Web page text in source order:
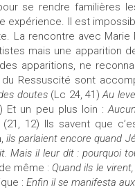
se rendre familières
expérience. Il est
La rencontre avec Marie
mais une apparition
apparitions, ne
Ressuscité sont
doutes (Lc 24, 41) Au
Et un peu plus loin :
(21, 12) Ils savent que
ils parlaient encore quand
Mais il leur dit : pourquoi
même : Quand ils le
:Enfin il se manifesta